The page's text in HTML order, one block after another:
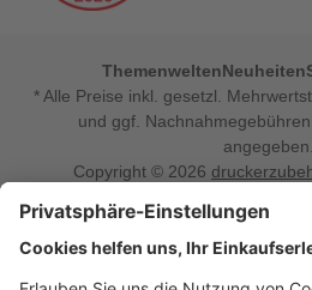
ThemenweltenNeuheiten
* Alle Preise inkl. gesetzl.
und ggf.
angegeben.
Copyright © 2026
Vertrag
Druckerzubehoer.de –
Sie sind auf der Suche nach dem